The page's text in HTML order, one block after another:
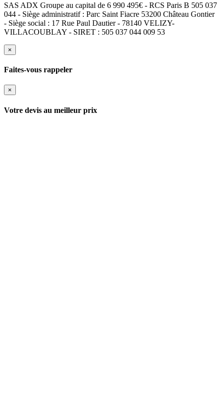
SAS ADX Groupe au capital de 6 990 495€ - RCS Paris B 505 037
044 - Siège administratif : Parc Saint Fiacre 53200 Château Gontier
- Siège social : 17 Rue Paul Dautier - 78140 VELIZY-
VILLACOUBLAY - SIRET : 505 037 044 009 53
×
Faites-vous rappeler
×
Votre devis au meilleur prix